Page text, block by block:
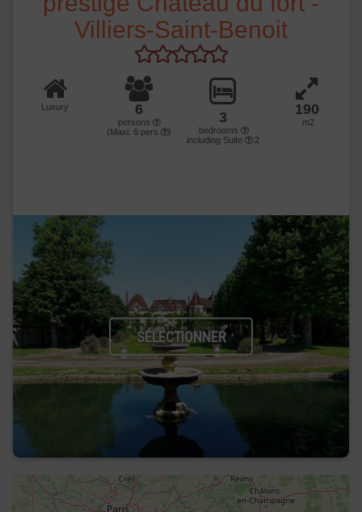
Villiers-Saint-Benoit
Luxury 6
persons
(Maxi: 6 pers. )
3
bedrooms
including Suite
:2
190
m2
SÉLECTIONNER